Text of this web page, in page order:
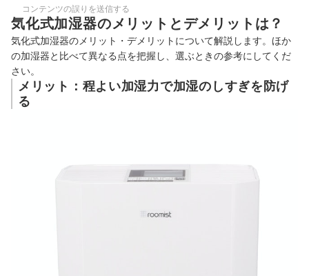
コンテンツの誤りを送信する
気化式加湿器のメリットとデメリットは？
気化式加湿器のメリット・デメリットについて解説します。ほか
の加湿器と比べて異なる点を把握し、選ぶときの参考にしてくだ
さい。
メリット：程よい加湿力で加湿のしすぎを防げ
る